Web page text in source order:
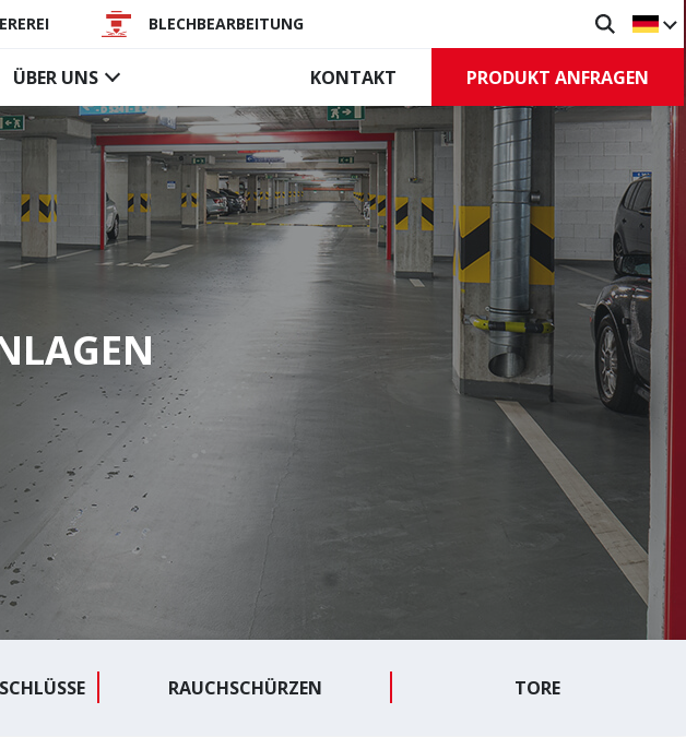
BLECHBEARBEITUNG
Rauchschürzen
Textile aktive Rauchschürzen
Textile feststehende
Rauchschürzen
Gläserne feststehende
Rauchschürzen
Steuerungen, Zubehör
Industrietore
Rollgitter
Steuerungen, Zubehör
ÜBER UNS KONTAKT PRODUKT ANFRAGEN
RAUCHSCHÜRZEN TORE